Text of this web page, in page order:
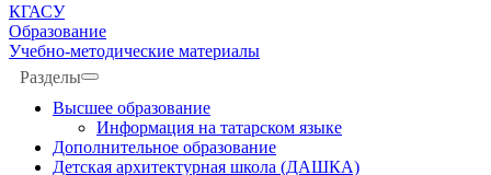
КГАСУ
Образование
Учебно-методические материалы
Разделы
Высшее образование
Информация на татарском языке
Дополнительное образование
Детская архитектурная школа (ДАШКА)